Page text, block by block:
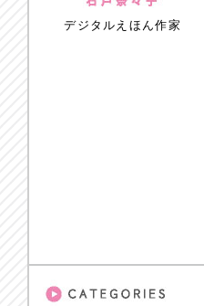
デジタルえほん作家